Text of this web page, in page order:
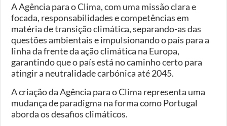
A Agência para o Clima, com uma missão clara e
focada, responsabilidades e competências em
matéria de transição climática, separando-as das
questões ambientais e impulsionando o país para a
linha da frente da ação climática na Europa,
garantindo que o país está no caminho certo para
atingir a neutralidade carbónica até 2045.
A criação da Agência para o Clima representa uma
mudança de paradigma na forma como Portugal
aborda os desafios climáticos.